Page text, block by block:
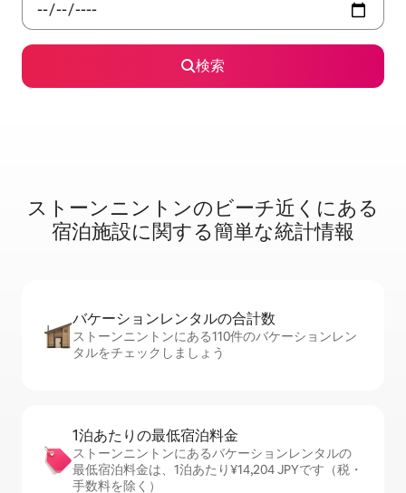
検索
ストーンニントンのビ⁠ー⁠チ⁠近⁠く⁠に⁠あ⁠る
宿⁠泊⁠施⁠設⁠に関⁠す⁠る簡⁠単⁠な統⁠計⁠情⁠報
バケーションレ⁠ン⁠タ⁠ル⁠の合⁠計⁠数
ストーンニントンにある110件のバケーションレン
タルをチェックしましょう
1泊あたりの最⁠低⁠宿⁠泊⁠料⁠金
ストーンニントンにあるバケーションレンタルの
最低宿泊料金は、1泊あたり¥14,204 JPYです（税・
手数料を除く）